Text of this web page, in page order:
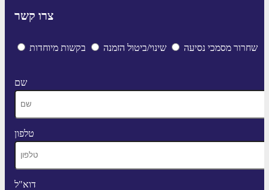
צרו קשר
שחרור מסמכי נסיעה שינוי/ביטול הזמנה בקשות מיוחדות
שם
טלפון
דוא"ל